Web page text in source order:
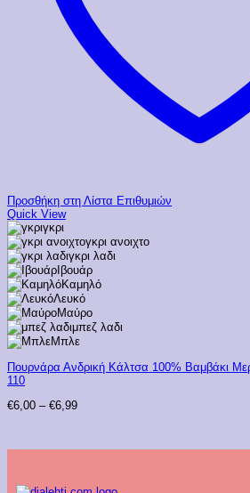
Προσθήκη στη Λίστα Επιθυμιών
Quick View
γκρι
γκρι ανοιχτο
γκρι λαδι
Ιβουάρ
Καμηλό
Λευκό
Μαύρο
μπεζ λαδι
Μπλε
Πουρνάρα Ανδρική Κάλτσα 100% Βαμβάκι
110
€6,00 – €6,99Price